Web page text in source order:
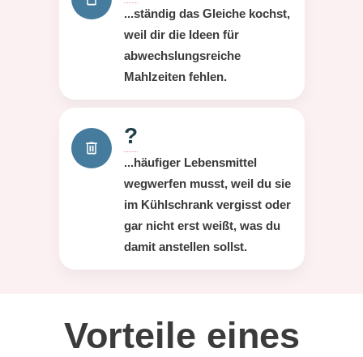
...ständig das Gleiche kochst,
weil dir die Ideen für
abwechslungsreiche
Mahlzeiten fehlen.
?
...häufiger Lebensmittel
wegwerfen musst, weil du sie
im Kühlschrank vergisst oder
gar nicht erst weißt, was du
damit anstellen sollst.
Vorteile eines